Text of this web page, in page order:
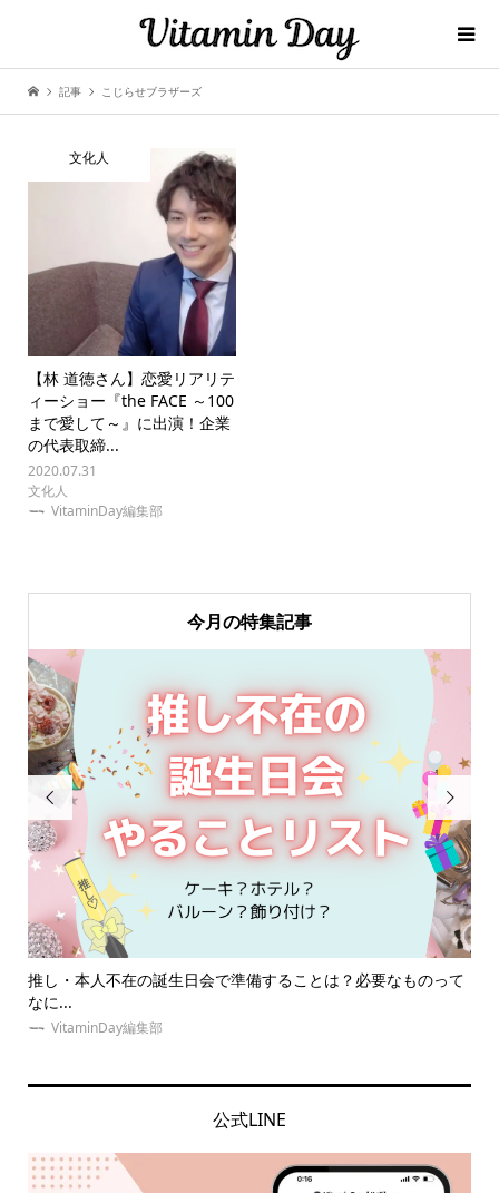
記事 こじらせブラザーズ
文化人
【林 道徳さん】恋愛リアリテ
ィーショー『the FACE ～100
まで愛して～』に出演！企業
の代表取締...
2020.07.31
文化人
VitaminDay編集部
今月の特集記事

推し・本人不在の誕生日会で準備することは？必要なものって
なに...
VitaminDay編集部

公式LINE